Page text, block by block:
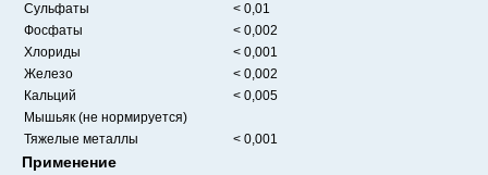
Сульфаты
< 0,01
Фосфаты
< 0,002
Хлориды
< 0,001
Железо
< 0,002
Кальций
< 0,005
Мышьяк (не нормируется)
Тяжелые металлы
< 0,001
Применение